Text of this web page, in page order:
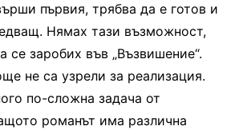
първия, трябва да е готов и
Нямах тази възможност,
се заробих във „Възвишение“.
не са узрели за реализация.
по-сложна задача от
романът има различна